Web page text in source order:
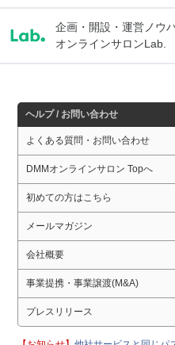
企画・開設・運営ノウ
オンラインサロンLab.
ヘルプ / お問い合わせ
よくある質問・お問い合わせ
DMMオンラインサロン Topへ
初めての方はこちら
メールマガジン
会社概要
事業提携・事業譲渡(M&A)
プレスリリース